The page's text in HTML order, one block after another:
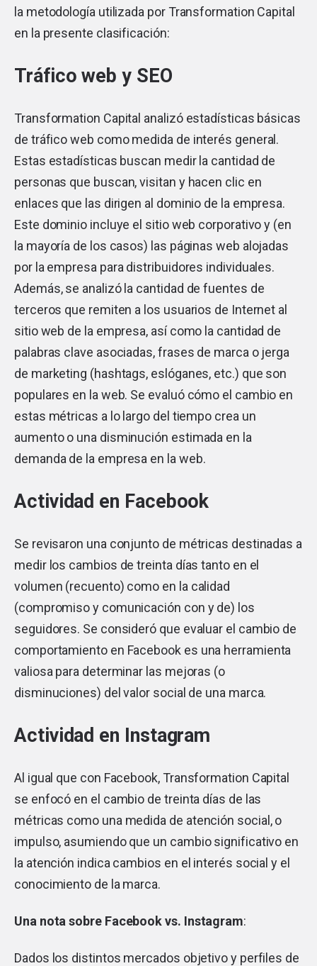
la metodología utilizada por Transformation Capital
en la presente clasificación:
Tráfico web y SEO
Transformation Capital analizó estadísticas básicas
de tráfico web como medida de interés general.
Estas estadísticas buscan medir la cantidad de
personas que buscan, visitan y hacen clic en
enlaces que las dirigen al dominio de la empresa.
Este dominio incluye el sitio web corporativo y (en
la mayoría de los casos) las páginas web alojadas
por la empresa para distribuidores individuales.
Además, se analizó la cantidad de fuentes de
terceros que remiten a los usuarios de Internet al
sitio web de la empresa, así como la cantidad de
palabras clave asociadas, frases de marca o jerga
de marketing (hashtags, eslóganes, etc.) que son
populares en la web. Se evaluó cómo el cambio en
estas métricas a lo largo del tiempo crea un
aumento o una disminución estimada en la
demanda de la empresa en la web.
Actividad en Facebook
Se revisaron una conjunto de métricas destinadas a
medir los cambios de treinta días tanto en el
volumen (recuento) como en la calidad
(compromiso y comunicación con y de) los
seguidores. Se consideró que evaluar el cambio de
comportamiento en Facebook es una herramienta
valiosa para determinar las mejoras (o
disminuciones) del valor social de una marca.
Actividad en Instagram
Al igual que con Facebook, Transformation Capital
se enfocó en el cambio de treinta días de las
métricas como una medida de atención social, o
impulso, asumiendo que un cambio significativo en
la atención indica cambios en el interés social y el
conocimiento de la marca.
Una nota sobre Facebook vs. Instagram:
Dados los distintos mercados objetivo y perfiles de